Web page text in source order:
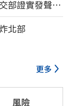
部證實發聲
北部
更多
風險